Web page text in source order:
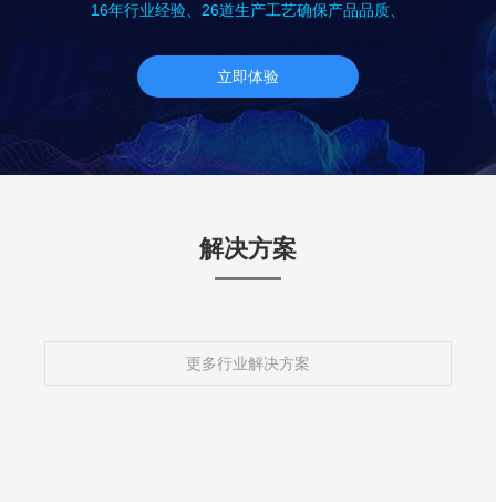
16年行业经验、26道生产工艺确保产品品质、
立即体验
解决方案
更多行业解决方案